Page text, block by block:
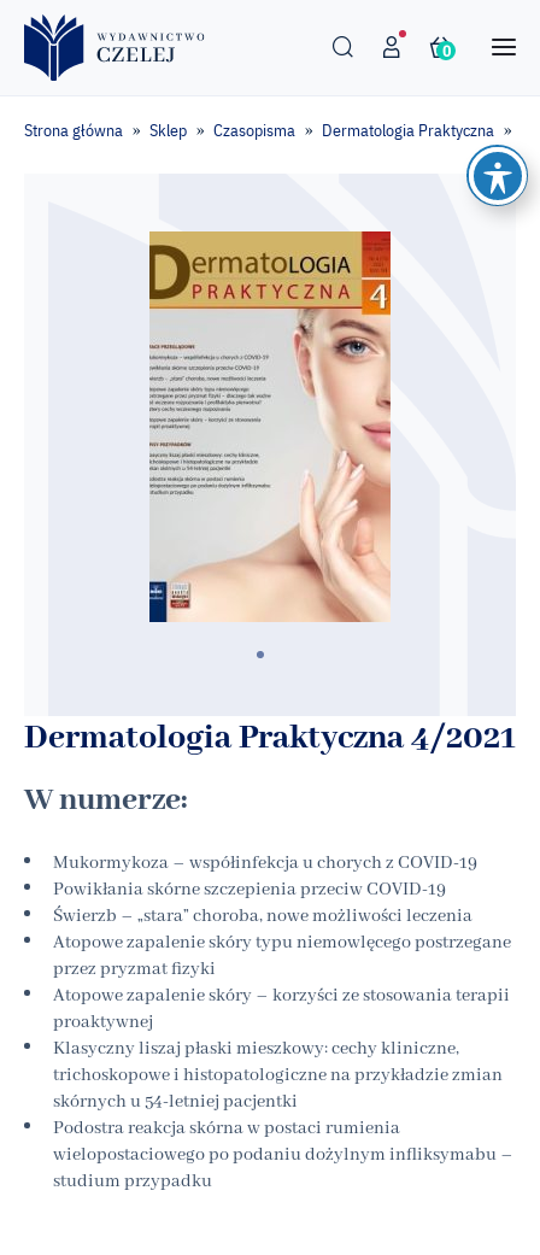
0
Strona główna » Sklep » Czasopisma » Dermatologia Praktyczna »
Dermatologia Praktyczna 4/2021
W numerze:
Mukormykoza – współinfekcja u chorych z COVID-19
Powikłania skórne szczepienia przeciw COVID-19
Świerzb – „stara” choroba, nowe możliwości leczenia
Atopowe zapalenie skóry typu niemowlęcego postrzegane
przez pryzmat fizyki
Atopowe zapalenie skóry – korzyści ze stosowania terapii
proaktywnej
Klasyczny liszaj płaski mieszkowy: cechy kliniczne,
trichoskopowe i histopatologiczne na przykładzie zmian
skórnych u 54-letniej pacjentki
Podostra reakcja skórna w postaci rumienia
wielopostaciowego po podaniu dożylnym infliksymabu –
studium przypadku